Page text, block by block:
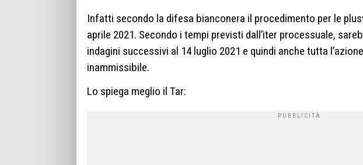
Infatti secondo la difesa bianconera il procedimento per le
aprile 2021. Secondo i tempi previsti dall’iter processuale,
indagini successivi al 14 luglio 2021 e quindi anche tutta
inammissibile.
Lo spiega meglio il Tar: